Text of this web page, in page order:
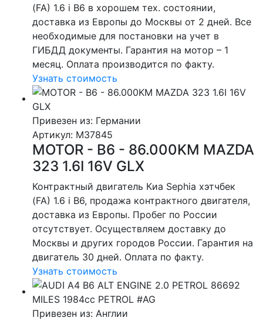
(FA) 1.6 i B6 в хорошем тех. состоянии,
доставка из Европы до Москвы от 2 дней. Все
необходимые для постановки на учет в
ГИБДД документы. Гарантия на мотор – 1
месяц. Оплата производится по факту.
Узнать стоимость
Привезен из: Германии
Артикул: M37845
MOTOR - B6 - 86.000KM MAZDA
323 1.6I 16V GLX
Контрактный двигатель Киа Sephia хэтчбек
(FA) 1.6 i B6, продажа контрактного двигателя,
доставка из Европы. Пробег по России
отсутствует. Осуществляем доставку до
Москвы и других городов России. Гарантия на
двигатель 30 дней. Оплата по факту.
Узнать стоимость
Привезен из: Англии